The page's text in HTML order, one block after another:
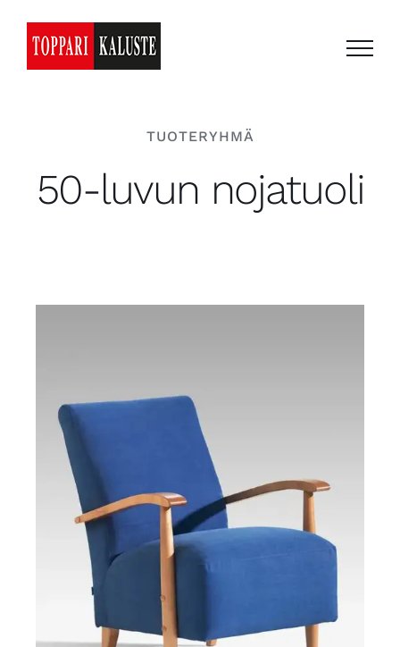
content
TUOTERYHMÄ
50-luvun nojatuoli